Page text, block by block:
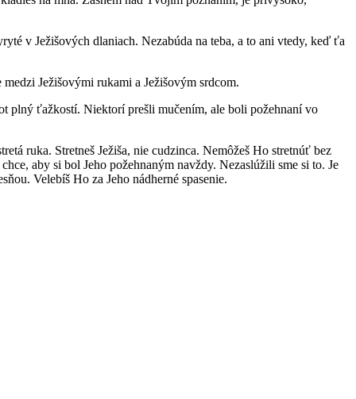
v Ježišových dlaniach. Nezabúda na teba, a to ani vtedy, keď ťa
Ježišovými rukami a Ježišovým srdcom.
plný ťažkostí. Niektorí prešli mučením, ale boli požehnaní vo
ruka. Stretneš Ježiša, nie cudzinca. Nemôžeš Ho stretnúť bez
aby si bol Jeho požehnaným navždy. Nezaslúžili sme si to. Je
Velebíš Ho za Jeho nádherné spasenie.